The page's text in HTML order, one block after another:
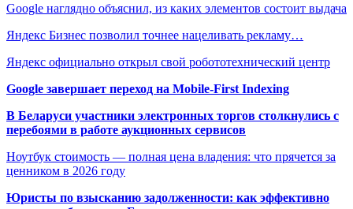
Google наглядно объяснил, из каких элементов состоит выдача
Яндекс Бизнес позволил точнее нацеливать рекламу…
Яндекс официально открыл свой робототехнический центр
Google завершает переход на Mobile-First Indexing
В Беларуси участники электронных торгов столкнулись с
перебоями в работе аукционных сервисов
Ноутбук стоимость — полная цена владения: что прячется за
ценником в 2026 году
Юристы по взысканию задолженности: как эффективно